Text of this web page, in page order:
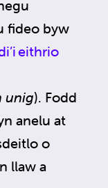
fideo byw
eithrio
unig). Fodd
anelu at
o
llaw a